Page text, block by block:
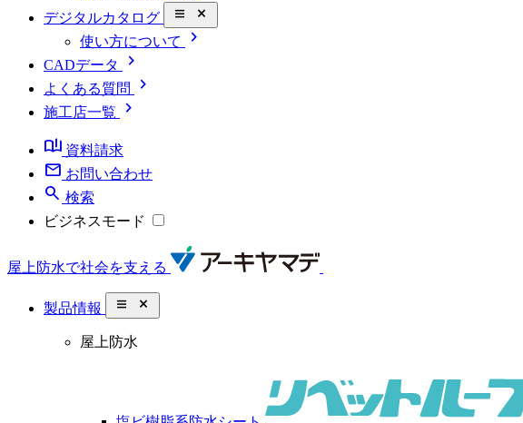
デジタルカタログ close_small
使い方について chevron_right
CADデータ chevron_right
よくある質問 chevron_right
施工店一覧
chevron_right
book_ribbon 資料請求
mail お問い合わせ
search 検索
ビジネスモード
屋上防水で社会を支える
製品情報 close_small
屋上防水